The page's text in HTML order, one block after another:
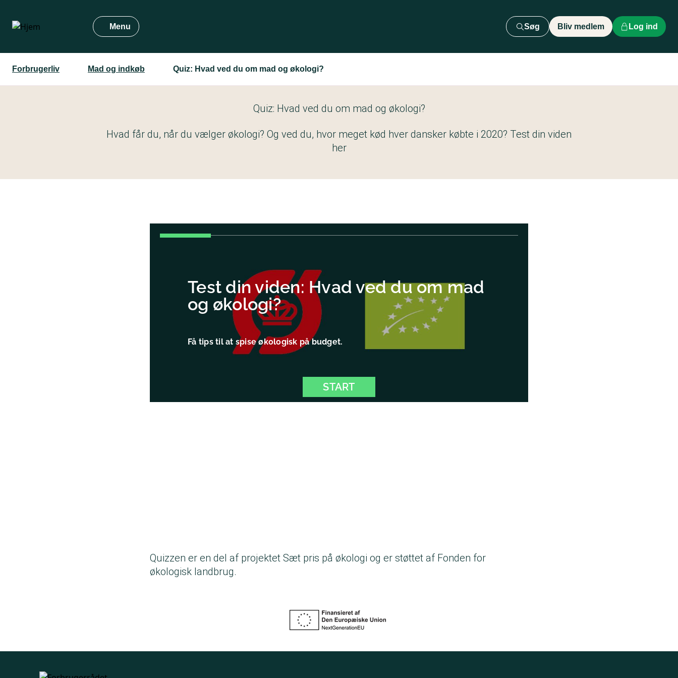
hovedindhold
Menu Søg Bliv medlem Log ind
Forbrugerliv Mad og indkøb Quiz: Hvad ved du om mad og økologi?
Quiz: Hvad ved du om mad og økologi?
Hvad får du, når du vælger økologi? Og ved du, hvor meget kød hver dansker købte i 2020? Test din viden
her
Quizzen er en del af projektet Sæt pris på økologi og er støttet af Fonden for
økologisk landbrug.